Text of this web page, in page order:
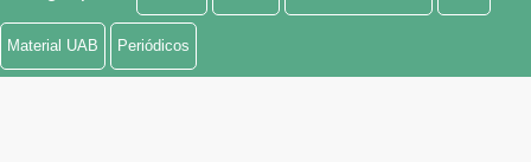
Ministério de Minas e Energia
Material UAB Periódicos